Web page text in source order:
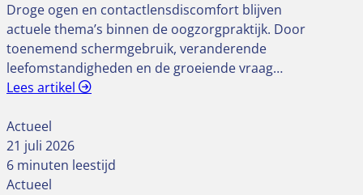
Droge ogen en contactlensdiscomfort blijven
actuele thema’s binnen de oogzorgpraktijk. Door
toenemend schermgebruik, veranderende
leefomstandigheden en de groeiende vraag…
Lees artikel
Actueel
21 juli 2026
6 minuten leestijd
Actueel